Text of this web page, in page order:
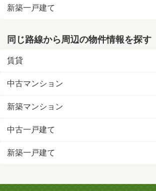
新築一戸建て
同じ路線から周辺の物件情報を探す
賃貸
中古マンション
新築マンション
中古一戸建て
新築一戸建て